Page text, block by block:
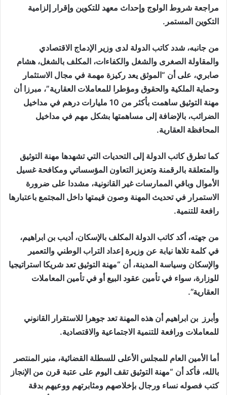
مراجعة شروط الولوج وإحداث معهد للتكوين وإقرار إلزامية
التكوين المستمر.
من جانبه، شدد كاتب الدولة لدى وزير الإدماج الاقتصادي
والمقاولة الصغرى والشغل والكفاءات، المكلف بالشغل، هشام
صابري، على أن “الموثق يعد ركيزة مهمة في مجال الاستثمار
وحماية الملكية والحقوق ومؤطرا للمعاملات العقارية”، مبرزا أن
مهنة التوثيق ساهمت بأكثر من 10 مليارات درهم في مداخيل
الضرائب، بالإضافة إلى مساهمتها بشكل مهم في مداخيل
المحافظة العقارية.
كما تطرق كاتب الدولة إلى التحديات التي تشهدها مهنة التوثيق
والمتعلقة بالرقمنة وتعزيز التعاون المؤسساتي ومكافحة غسيل
الأموال وباقي الممارسات غير القانونية، مشددا على ضرورة
الاستمرار في تحديث المهنة وصون قيمتها داخل المجتمع باعتبارها
رافعة للتنمية.
من جهته، أكد كاتب الدولة المكلف بالإسكان، أديب بن ابراهيم،
في كلمة تلاها نيابة عن وزيرة إعداد التراب الوطني والتعمير
والإسكان وسياسة المدينة، أن “مهنة التوثيق تعد شريكا استراتيجيا
للوزارة، سواء في تأمين عقود البيع أو في تأمين المعاملات
العقارية”.
وأبرز بن ابراهيم أن هذه المهنة تعد جوهرا للاستقرار القانوني
للمعاملات ورافعة للتنمية الاجتماعية والاقتصادية.
أما الأمين العام للمجلس الأعلى للسطلة القضائية، منير المنتصر
بالله، فأكد أن “مهنة التوثيق تقف اليوم على عتبة قرن من الإنجاز
كتب فصوله نساء ورجال بإخلاصهم ومثابرتهم ووعيهم بدقة